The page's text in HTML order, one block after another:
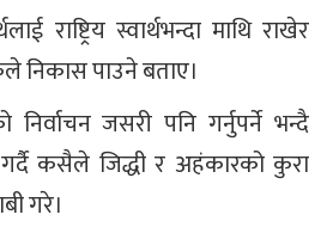
राष्ट्रिय स्वार्थभन्दा माथि राखेर
पाउने बताए।
जसरी पनि गर्नुपर्ने भन्दै
कसैले जिद्धी र अहंकारको कुरा
गरे।